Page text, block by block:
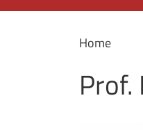
Home
Prof.